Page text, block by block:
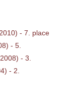
- 7. place
- 5.
- 3.
- 2.